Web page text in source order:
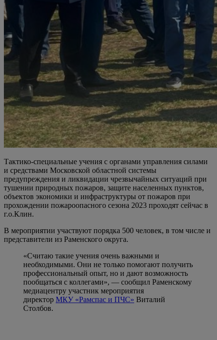
Тактико-специальные учения с органами управления силами
и средствами Московской областной системы
предупреждения и ликвидации чрезвычайных ситуаций при
тушении природных пожаров, защите населенных пунктов,
объектов экономики и инфраструктуры от пожаров при
прохождении пожароопасного сезона 2023 проходят сейчас в
г.о.Клин.
В мероприятии участвуют порядка 500 человек, в том числе и
представители из Раменского округа.
«Считаю такие учения очень важными и
необходимыми. Они не только помогают получить
профессиональный опыт, но и дают возможность
пообщаться с коллегами», — сообщил Раменскому
медиацентру участник мероприятия
директор МКУ «Рамспас и ПЧС» Виталий
Столбов.